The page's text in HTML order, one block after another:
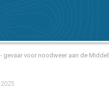
gevaar voor noodweer aan de